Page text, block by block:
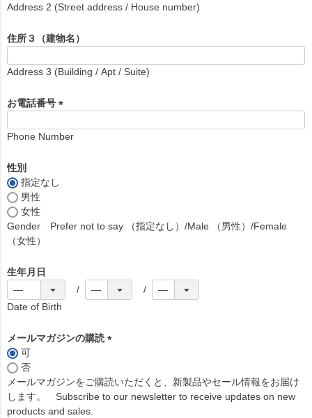
必
)
Address 2 (Street address / House number)
住所３（建物名）
Address 3 (Building / Apt / Suite)
お電話番号
必
Phone Number
性別
指定なし
男性
女性
Gender Prefer not to say （指定なし）/Male （男性）/Female
（女性）
生年月日
Date of Birth
メールマガジンの購読
須
)
可
否
メールマガジンをご購読いただくと、新製品やセール情報をお届け
します。 Subscribe to our newsletter to receive updates on new
products and sales.